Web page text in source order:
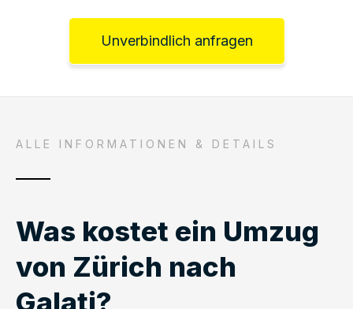
Unverbindlich anfragen
ALLE INFORMATIONEN & DETAILS
Was kostet ein Umzug
von Zürich nach
Galati?